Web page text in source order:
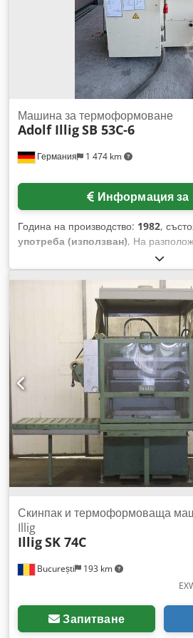
Германия 1 474 km
Машина за термоформоване
Adolf IlligSB 53C-6
Информация за
Година на производство: 1982,
употреба (използван), На
машина за формоване „Adolf Illig“ с
„Busch“. Размери на формата X/Y:
дълбочина на формоване
мм/100 мм, макс. височина на
помпа: Busch R5. Размери на
приблизително 1700 мм/1300 мм/
приблизително 500 кг. Има налична
Възможен е оглед на място.
București 193 km
Скинпак и термоформоваща
Illig
IlligSK 74C
Запитване